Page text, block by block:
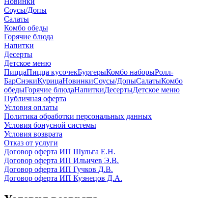
Соусы/Допы
Салаты
Комбо обеды
Горячие блюда
Напитки
Десерты
Детское меню
ПиццаПицца кусочекБургерыКомбо наборыРолл-
БарСнэкиКурицаНовинкиСоусы/ДопыСалатыКомбо
обедыГорячие блюдаНапиткиДесертыДетское меню
Публичная оферта
Условия оплаты
Политика обработки персональных данных
Условия бонусной системы
Условия возврата
Отказ от услуги
Договор оферта ИП Шульга Е.Н.
Договор оферта ИП Ильичев Э.В.
Договор оферта ИП Гучков Д.В.
Договор оферта ИП Кузнецов Д.А.